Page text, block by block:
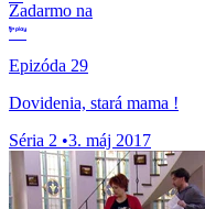
Zadarmo na
Epizóda 29
Dovidenia, stará mama !
Séria 2 •3. máj 2017